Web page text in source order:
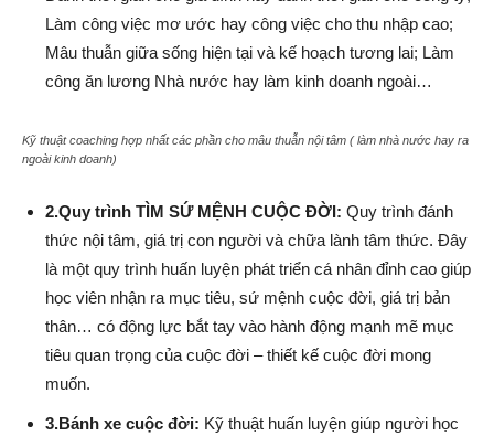
Làm công việc mơ ước hay công việc cho thu nhập cao;
Mâu thuẫn giữa sống hiện tại và kế hoạch tương lai; Làm
công ăn lương Nhà nước hay làm kinh doanh ngoài…
Kỹ thuật coaching hợp nhất các phần cho mâu thuẫn nội tâm ( làm nhà nước hay ra
ngoài kinh doanh)
2.Quy trình TÌM SỨ MỆNH CUỘC ĐỜI: Quy trình đánh
thức nội tâm, giá trị con người và chữa lành tâm thức. Đây
là một quy trình huấn luyện phát triển cá nhân đỉnh cao giúp
học viên nhận ra mục tiêu, sứ mệnh cuộc đời, giá trị bản
thân… có động lực bắt tay vào hành động mạnh mẽ mục
tiêu quan trọng của cuộc đời – thiết kế cuộc đời mong
muốn.
3.Bánh xe cuộc đời: Kỹ thuật huấn luyện giúp người học